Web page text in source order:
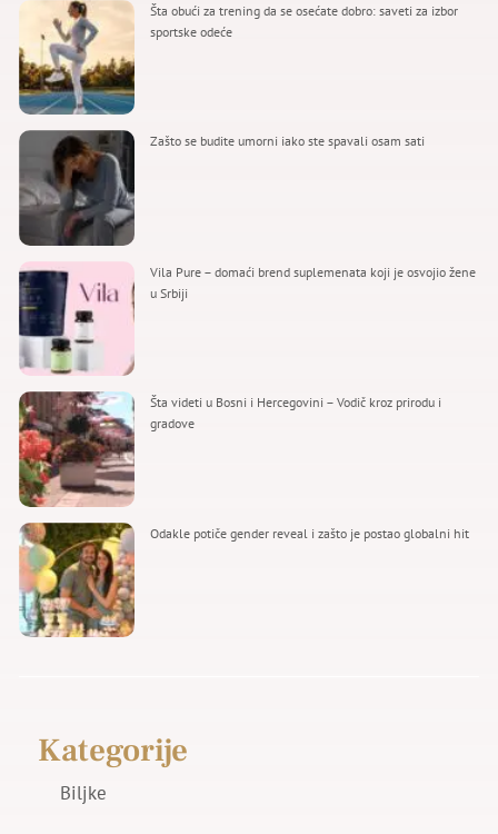
Šta obući za trening da se osećate dobro: saveti za izbor
sportske odeće
Zašto se budite umorni iako ste spavali osam sati
Vila Pure – domaći brend suplemenata koji je osvojio žene
u Srbiji
Šta videti u Bosni i Hercegovini – Vodič kroz prirodu i
gradove
Odakle potiče gender reveal i zašto je postao globalni hit
Kategorije
Biljke